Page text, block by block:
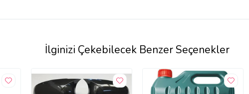
İlginizi Çekebilecek Benzer Seçenekler